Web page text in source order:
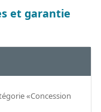
et garantie
«Concession